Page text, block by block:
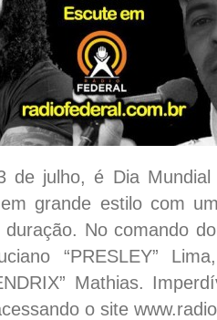
de julho, é Dia
grande estilo com
No comando
“PRESLEY”
Mathias.
o site